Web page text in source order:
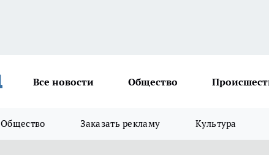
Все новости Общество
Общество Заказать рекламу Культура